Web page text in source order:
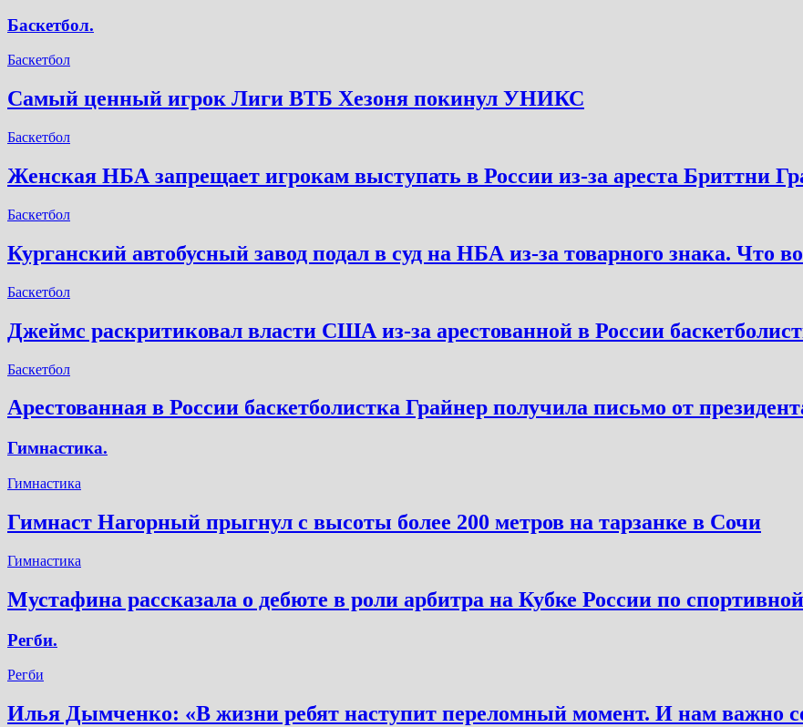
Баскетбол.
Баскетбол
Самый ценный игрок Лиги ВТБ Хезоня покинул УНИКС
Баскетбол
Женская НБА запрещает игрокам выступать в России из-за ареста Бриттни
Баскетбол
Курганский автобусный завод подал в суд на НБА из-за товарного знака. Что
Баскетбол
Джеймс раскритиковал власти США из-за арестованной в России
Баскетбол
Арестованная в России баскетболистка Грайнер получила письмо от
Гимнастика.
Гимнастика
Гимнаст Нагорный прыгнул с высоты более 200 метров на тарзанке в Сочи
Гимнастика
Мустафина рассказала о дебюте в роли арбитра на Кубке России по
Регби.
Регби
Илья Дымченко: «В жизни ребят наступит переломный момент. И нам важно